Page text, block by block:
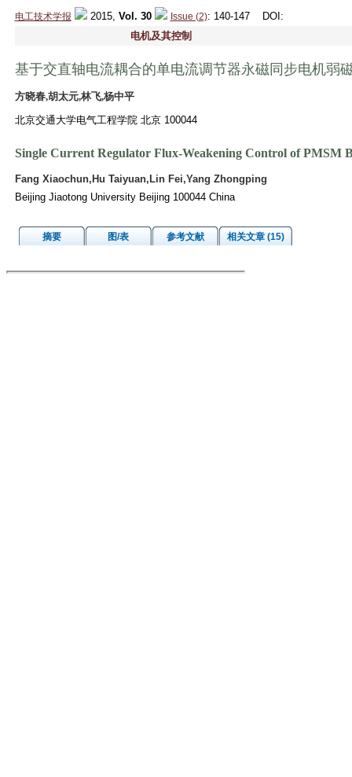
电工技术学报 2015, Vol. 30 Issue (2): 140-147 DOI :
电机及其控制
基于交直轴电流耦合的单电流调节器永磁同步电机弱
方晓春,胡太元,林飞,杨中平
北京交通大学电气工程学院 北京 100044
Single Current Regulator Flux-Weakening Control of PMSM
Fang Xiaochun,Hu Taiyuan,Lin Fei,Yang Zhongping
Beijing Jiaotong University Beijing 100044 China
摘要 图/表 参考文献 相关文章 (15)